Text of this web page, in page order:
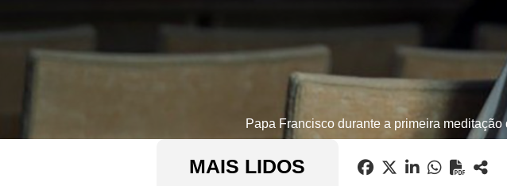
Papa Francisco durante a primeira
MAIS LIDOS